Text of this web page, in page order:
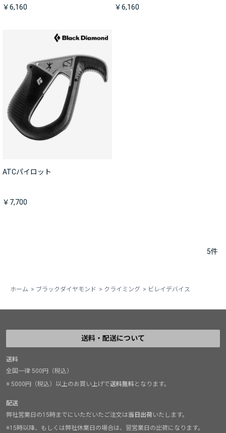
￥6,160 ￥6,160
ATCパイロット
￥7,700
5件
ホーム > ブラックダイヤモンド > クライミング > ビレイデバイス
送料・配送について
送料
全国一律 500円（税込）
※ 5000円（税込）以上のお買い上げで送料無料となります。
配送
弊社営業日の15時までにいただいたご注文は当日出荷いたします。
※15時以降、もしくは弊社休業日の場合は、翌営業日の出荷になります。